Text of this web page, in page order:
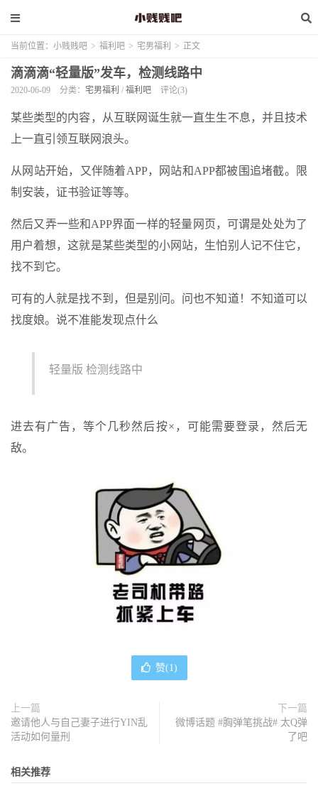
当前位置： 小贱贱吧 > 福利吧 > 宅男福利 > 正文
滴滴滴“轻量版”发车，检测线路中
2020-06-09 分类： 宅男福利 / 福利吧 评论(3)
某些类型的内容，从互联网诞生就一直生生不息，并且技术
上一直引领互联网浪头。
从网站开始，又伴随着APP，网站和APP都被围追堵截。限
制安装，证书验证等等。
然后又弄一些和APP界面一样的轻量网页，可谓是处处为了
用户着想，这就是某些类型的小网站，生怕别人记不住它，
找不到它。
可有的人就是找不到，但是别问。问也不知道！不知道可以
找度娘。说不准能发现点什么
轻量版 检测线路中
进去有广告，等个几秒然后按×，可能需要登录，然后无
敌。
赞(1 )
上一篇
邀请他人与自己妻子进行YIN乱
活动如何量刑
下一篇
微博话题 #胸弹笔挑战# 太Q弹
了吧
相关推荐